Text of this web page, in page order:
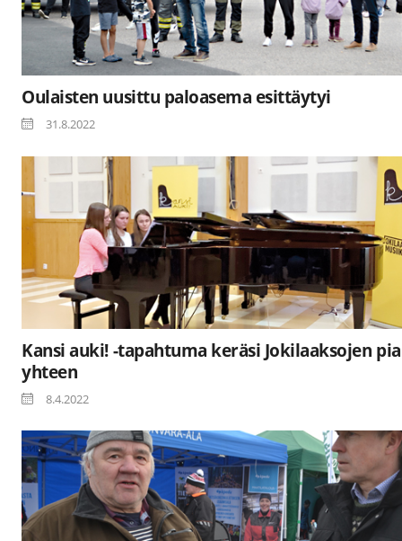
Oulaisten uusittu paloasema esittäytyi
31.8.2022
Kansi auki! -tapahtuma keräsi Jokilaaksojen
yhteen
8.4.2022